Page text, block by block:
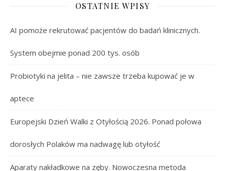
OSTATNIE WPISY
AI pomoże rekrutować pacjentów do badań klinicznych.
System obejmie ponad 200 tys. osób
Probiotyki na jelita – nie zawsze trzeba kupować je w
aptece
Europejski Dzień Walki z Otyłością 2026. Ponad połowa
dorosłych Polaków ma nadwagę lub otyłość
Aparaty nakładkowe na zęby. Nowoczesna metoda